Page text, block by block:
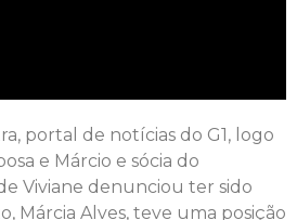
portal de notícias do G1, logo
e Márcio e sócia do
Viviane denunciou ter sido
Márcia Alves, teve uma posição